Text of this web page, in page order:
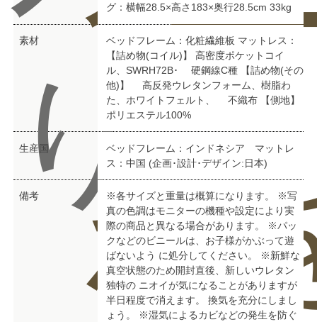
り
わを
グ：横幅28.5×高さ183×奥行28.5cm 33kg
素材
ベッドフレーム：化粧繊維板 マットレス：
【詰め物(コイル)】 高密度ポケットコイ
ル、SWRH72B･ 硬鋼線C種 【詰め物(その
他)】 高反発ウレタンフォーム、樹脂わ
た、ホワイトフェルト、 不織布 【側地】
ポリエステル100%
生産国
ベッドフレーム：インドネシア マットレ
ス：中国 (企画･設計･デザイン:日本)
備考
※各サイズと重量は概算になります。 ※写
真の色調はモニターの機種や設定により実
際の商品と異なる場合があります。 ※パッ
クなどのビニールは、お子様がかぶって遊
ばないよう に処分してください。 ※新鮮な
真空状態のため開封直後、新しいウレタン
独特の ニオイが気になることがありますが
半日程度で消えます。 換気を充分にしまし
ょう。 ※湿気によるカビなどの発生を防ぐ